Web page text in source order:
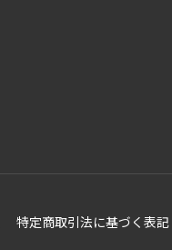
特定商取引法に基づく表記